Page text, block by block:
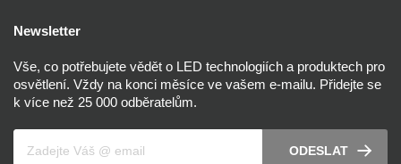
Newsletter
Vše, co potřebujete vědět o LED technologiích a produktech pro
osvětlení. Vždy na konci měsíce ve vašem e-mailu. Přidejte se
k více než 25 000 odběratelům.
ODESLAT